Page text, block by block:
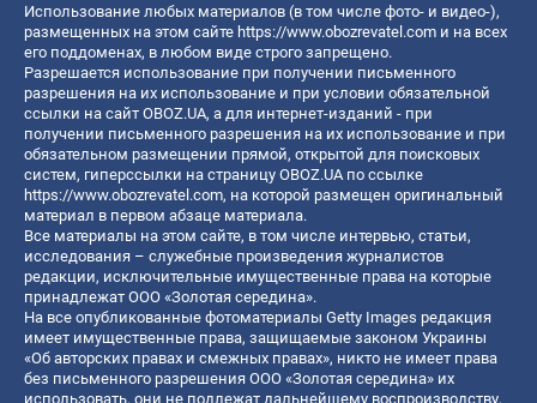
Использование любых материалов (в том числе фото- и видео-),
размещенных на этом сайте https://www.obozrevatel.com и на всех
его поддоменах, в любом виде строго запрещено.
Разрешается использование при получении письменного
разрешения на их использование и при условии обязательной
ссылки на сайт OBOZ.UA, а для интернет-изданий - при
получении письменного разрешения на их использование и при
обязательном размещении прямой, открытой для поисковых
систем, гиперссылки на страницу OBOZ.UA по ссылке
https://www.obozrevatel.com, на которой размещен оригинальный
материал в первом абзаце материала.
Все материалы на этом сайте, в том числе интервью, статьи,
исследования – служебные произведения журналистов
редакции, исключительные имущественные права на которые
принадлежат ООО «Золотая середина».
На все опубликованные фотоматериалы Getty Images редакция
имеет имущественные права, защищаемые законом Украины
«Об авторских правах и смежных правах», никто не имеет права
без письменного разрешения ООО «Золотая середина» их
использовать, они не подлежат дальнейшему воспроизводству,